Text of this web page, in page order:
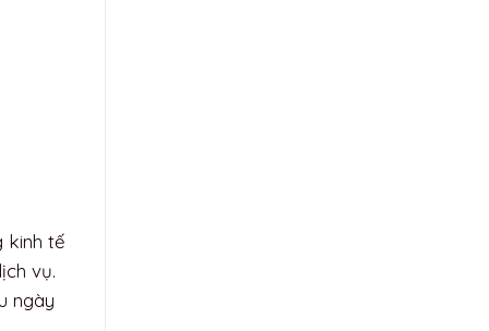
kinh tế
vụ.
ngày